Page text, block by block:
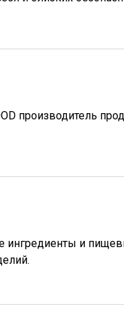
производитель
ингредиенты и